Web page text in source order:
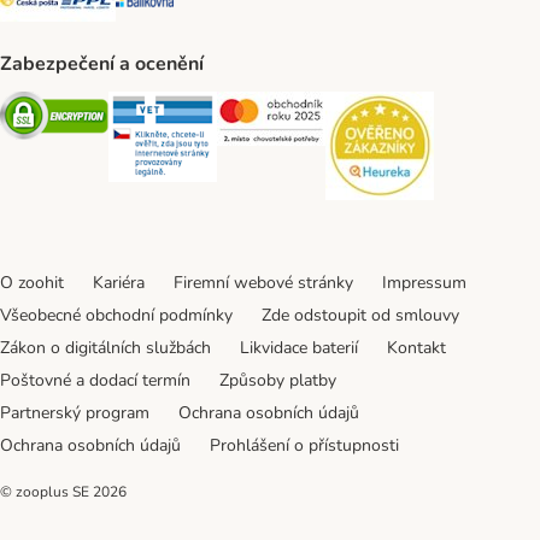
Zabezpečení a ocenění
Security Security Security
O zoohit Kariéra Firemní webové stránky
Impressum
Všeobecné obchodní podmínky
Zde odstoupit od smlouvy
Zákon o digitálních službách
Likvidace baterií
Kontakt
Poštovné a dodací termín
Způsoby platby
Partnerský program
Ochrana osobních údajů
Ochrana osobních údajů
Prohlášení o přístupnosti
© zooplus SE 2026